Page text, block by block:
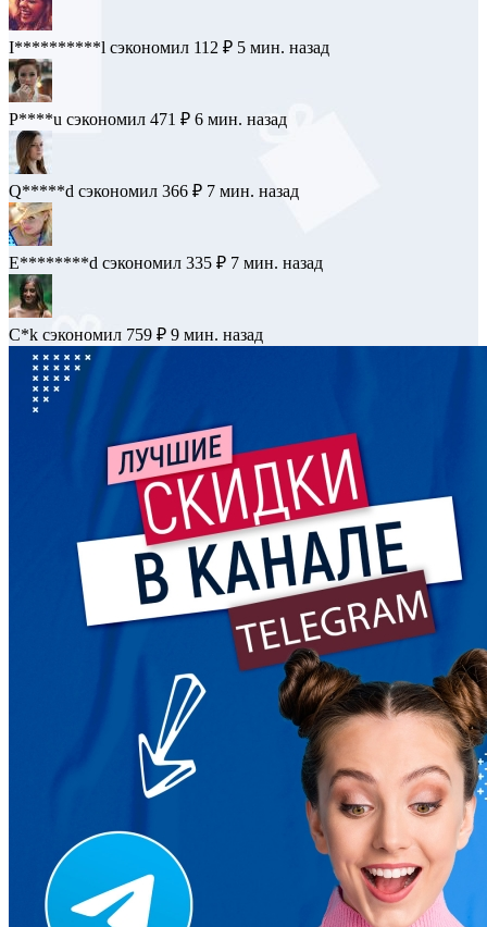
I**********l сэкономил 112 ₽ 5 мин. назад
P****u сэкономил 471 ₽ 6 мин. назад
Q*****d сэкономил 366 ₽ 7 мин. назад
E********d сэкономил 335 ₽ 7 мин. назад
C*k сэкономил 759 ₽ 9 мин. назад